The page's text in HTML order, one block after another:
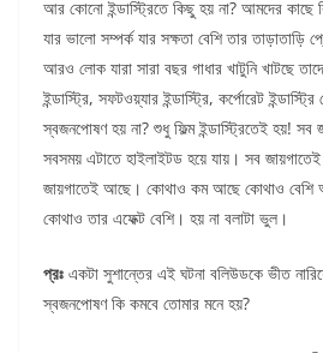
আর কোনো ইন্ডাস্ট্রিতে কিছু হয় না? আমদের
যার ভালো সম্পর্ক যার সক্ষতা বেশি তার
আরও লোক যারা সারা বছর গাধার খাটুনি খাটছে
ইন্ডাস্ট্রি, সফটওয়্যার ইন্ডাস্ট্রি, কর্পোরেট
স্বজনপোষণ হয় না? শুধু ফিল্ম ইন্ডাস্ট্রিতেই হয়! সব
সবসময় এটাতে হাইলাইটড হয়ে যায়। সব
জায়গাতেই আছে। কোথাও কম আছে কোথাও বেশি
কোথাও তার এফেক্ট বেশি। হয় না
প্রঃ একটা সুশান্তের এই ঘটনা বলিউডকে ভীত
স্বজনপোষণ কি কমবে তোমার মনে হয়?